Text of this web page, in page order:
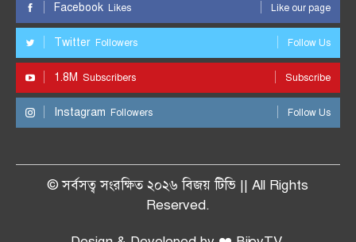
Facebook Likes Like our page
Twitter Followers Follow Us
1.8M Subscribers Subscribe
Instagram Followers Follow Us
© সর্বসত্ব সংরক্ষিত ২০২৬ বিজয় টিভি || All Rights
Reserved.